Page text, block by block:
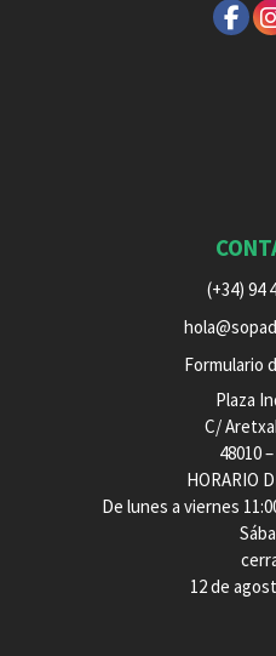
(+34) 94
Formulario
Plaza
C/
48010
HORARIO
De lunes a viernes
12 de